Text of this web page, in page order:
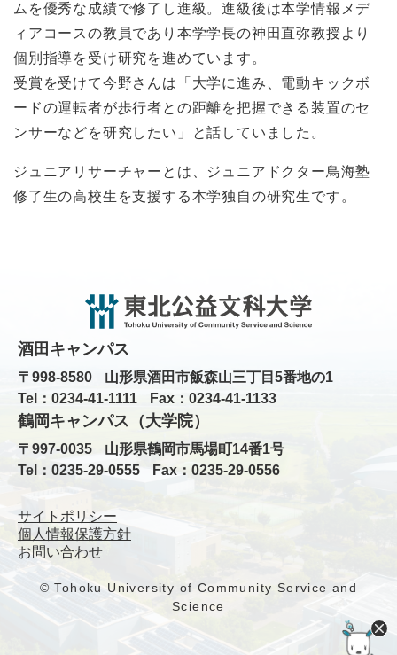
ムを優秀な成績で修了し進級。進級後は本学情報メデ
ィアコースの教員であり本学学長の神田直弥教授より
個別指導を受け研究を進めています。
受賞を受けて今野さんは「大学に進み、電動キックボ
ードの運転者が歩行者との距離を把握できる装置のセ
ンサーなどを研究したい」と話していました。
ジュニアリサーチャーとは、ジュニアドクター鳥海塾
修了生の高校生を支援する本学独自の研究生です。
酒田キャンパス
〒998-8580
山形県酒田市飯森山三丁目5番地の1
Tel：0234-41-1111
Fax：0234-41-1133
鶴岡キャンパス（大学院）
〒997-0035
山形県鶴岡市馬場町14番1号
Tel：0235-29-0555
Fax：0235-29-0556
サイトポリシー
個人情報保護方針
お問い合わせ
© Tohoku University of Community Service and
Science